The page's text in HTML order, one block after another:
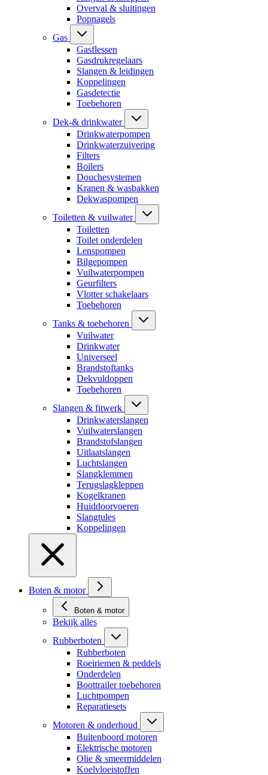
Overval & sluitingen
Popnagels
Gas
Gasflessen
Gasdrukregelaars
Slangen & leidingen
Koppelingen
Gasdetectie
Toebehoren
Dek-& drinkwater
Drinkwaterpompen
Drinkwaterzuivering
Filters
Boilers
Douchesystemen
Kranen & wasbakken
Dekwaspompen
Toiletten & vuilwater
Toiletten
Toilet onderdelen
Lenspompen
Bilgepompen
Vuilwaterpompen
Geurfilters
Vlotter schakelaars
Toebehoren
Tanks & toebehoren
Vuilwater
Drinkwater
Universeel
Brandstoftanks
Dekvuldoppen
Toebehoren
Slangen & fitwerk
Drinkwaterslangen
Vuilwaterslangen
Brandstofslangen
Uitlaatslangen
Luchtslangen
Slangklemmen
Terugslagkleppen
Kogelkranen
Huiddoorvoeren
Slangtules
Koppelingen
Boten & motor
Boten & motor
Bekijk alles
Rubberboten
Rubberboten
Roeiriemen & peddels
Onderdelen
Boottrailer toebehoren
Luchtpompen
Reparatiesets
Motoren & onderhoud
Buitenboord motoren
Elektrische motoren
Olie & smeermiddelen
Koelvloeistoffen